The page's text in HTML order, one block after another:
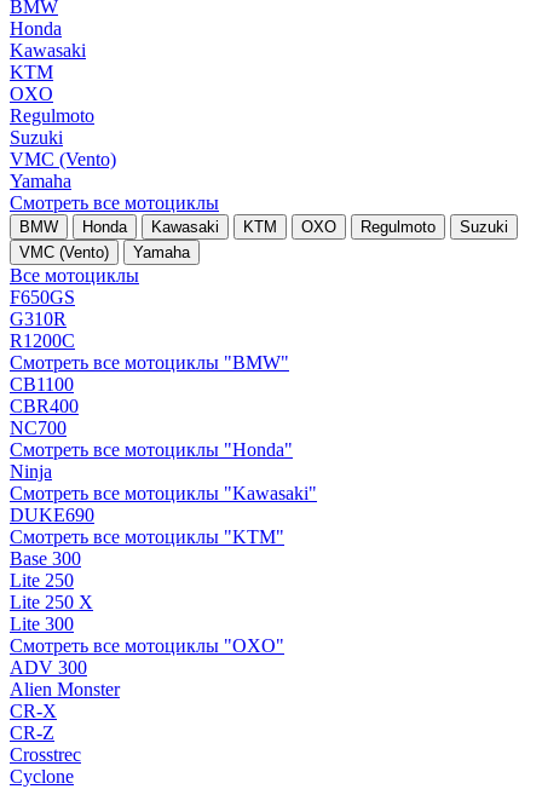
BMW
Honda
Kawasaki
KTM
OXO
Regulmoto
Suzuki
VMC (Vento)
Yamaha
Смотреть все мотоциклы
BMW Honda Kawasaki KTM OXO Regulmoto
Suzuki
VMC (Vento)
Yamaha
Все мотоциклы
F650GS
G310R
R1200C
Смотреть все мотоциклы "BMW"
CB1100
CBR400
NC700
Смотреть все мотоциклы "Honda"
Ninja
Смотреть все мотоциклы "Kawasaki"
DUKE690
Смотреть все мотоциклы "KTM"
Base 300
Lite 250
Lite 250 X
Lite 300
Смотреть все мотоциклы "OXO"
ADV 300
Alien Monster
CR-X
CR-Z
Crosstrec
Cyclone